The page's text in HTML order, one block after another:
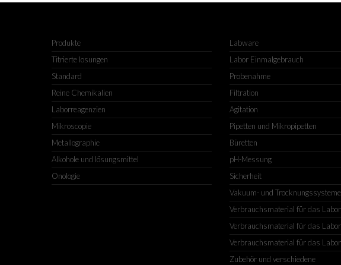
Produkte
Titrierte losungen
Standard
Reine Chemikalien
Laborreagenzien
Mikroscopie
Metallographie
Alkohole und lösungsmittel
Onologie
Labware
Labor Einmalgebrauch
Probenahme
Filtration
Agitation
Pipetten und Mikropipetten
Büretten
pH-Messung
Sicherheit
Vakuum- und Trocknungssysteme
Verbrauchsmaterial für das
Verbrauchsmaterial für das
Verbrauchsmaterial für das
Zubehör und verschiedene